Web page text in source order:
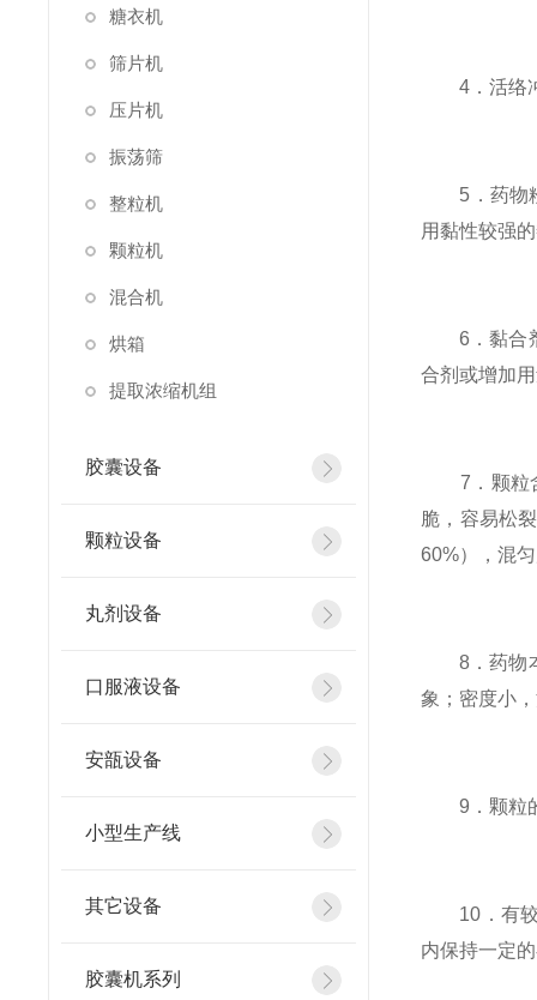
糖衣机
筛片机
压片机
振荡筛
整粒机
颗粒机
混合机
烘箱
提取浓缩机组
胶囊设备
颗粒设备
丸剂设备
口服液设备
安瓿设备
小型生产线
其它设备
胶囊机系列
4．活络冲
5．药物粉
用黏性较强
6．黏合剂
合剂或增加
7．颗粒含
脆，容易松
60%），混
8．药物本
象；密度小
9．颗粒的
10．有较
内保持一定